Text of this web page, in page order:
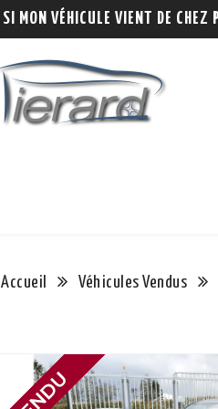
SI MON VÉHICULE VIENT DE
Accueil Véhicules Vendus